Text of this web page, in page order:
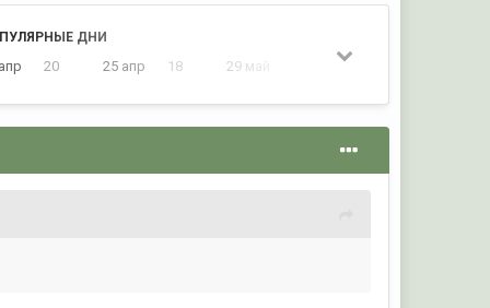
ДНИ
20 25 апр 18 29 май